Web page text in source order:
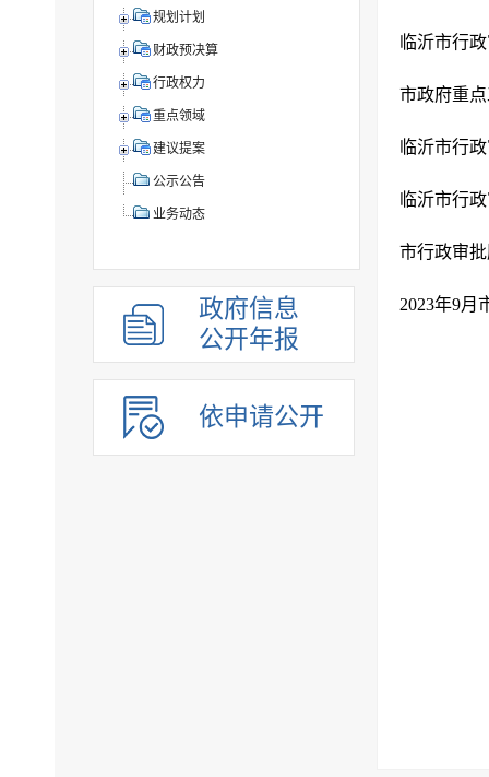
规划计划
财政预决算
行政权力
重点领域
建议提案
公示公告
业务动态
政府信息
公开年报
依申请公开
临沂市行
市政府重
临沂市行
临沂市行
市行政审